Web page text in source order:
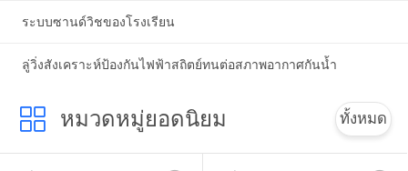
ระบบซานด์วิชของโรงเรียน
ลู่วิ่งสังเคราะห์ป้องกันไฟฟ้าสถิตย์ทนต่อสภาพอากาศกันน้ำ
หมวดหมู่ยอดนิยม ทั้งหมด